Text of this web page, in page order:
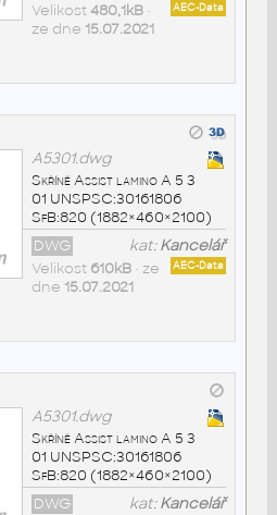
AEC-Data
Velikost 480,1kB•
ze dne 15.07.2021
A5301.dwg
Skříně Assist lamino A 5 3
01 UNSPSC:30161806
SfB:820 (1882×460×2100)
kat:Kancelář
DWG
AEC-Data
Velikost 610kB• ze
dne 15.07.2021
A5301.dwg
Skříně Assist lamino A 5 3
01 UNSPSC:30161806
SfB:820 (1882×460×2100)
kat:Kancelář
DWG